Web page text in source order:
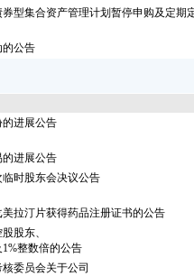
型集合资产管理计划暂停申购及定期
的公告
进展公告
进展公告
时股东会决议公告
拉汀片获得药品注册证书的公告
股东、
整数倍的公告
委员会关于公司